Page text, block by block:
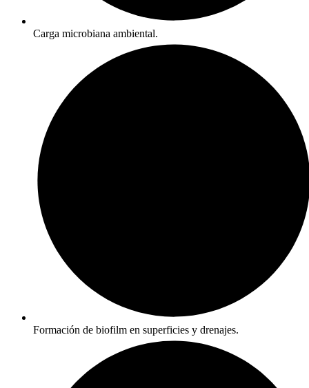
Carga microbiana ambiental.
Formación de biofilm en superficies y drenajes.